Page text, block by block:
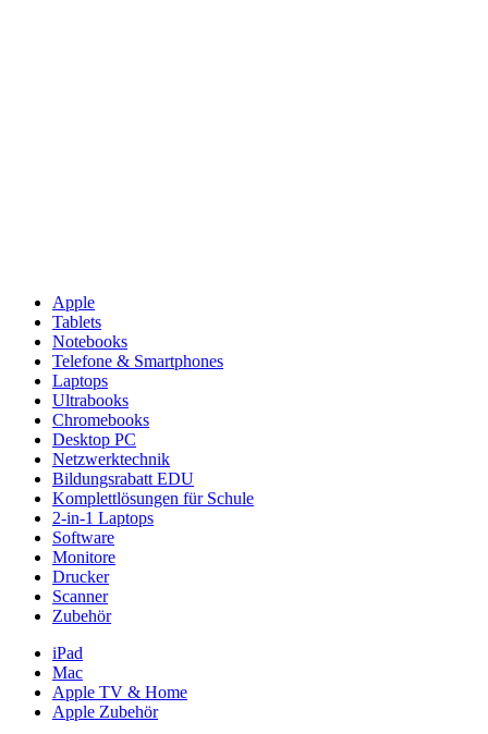
Apple
Tablets
Notebooks
Telefone & Smartphones
Laptops
Ultrabooks
Chromebooks
Desktop PC
Netzwerktechnik
Bildungsrabatt EDU
Komplettlösungen für Schule
2-in-1 Laptops
Software
Monitore
Drucker
Scanner
Zubehör
iPad
Mac
Apple TV & Home
Apple Zubehör